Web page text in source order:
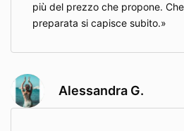
più del prezzo che propone.
preparata si capisce subito.
Alessandra G.